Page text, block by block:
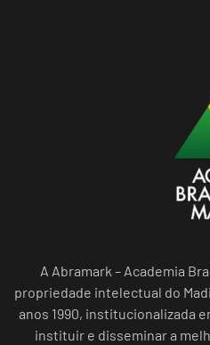
A Abramark – Academia
propriedade intelectual do
anos 1990, institucionalizada
instituir e disseminar a